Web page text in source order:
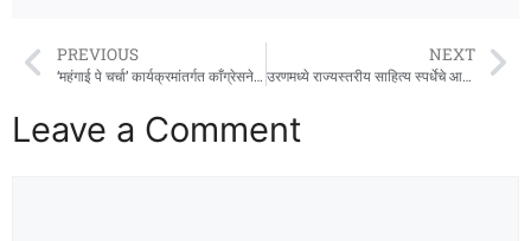
PREVIOUS
‘महंगाई पे चर्चा’ कार्यक्रमांतर्गत काँग्रेसने जाणून घेतल्या सर्वसामान्यांच्या भावना
NEXT
उरणमध्ये राज्यस्तरीय साहित्य स्पर्धेचे आयोजन
Leave a Comment